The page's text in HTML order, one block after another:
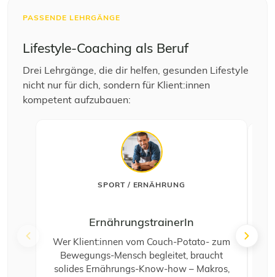
PASSENDE LEHRGÄNGE
Lifestyle-Coaching als Beruf
Drei Lehrgänge, die dir helfen, gesunden Lifestyle
nicht nur für dich, sondern für Klient:innen
kompetent aufzubauen:
SPORT / ERNÄHRUNG
ErnährungstrainerIn
Wer Klient:innen vom Couch-Potato- zum
Bewegungs-Mensch begleitet, braucht
solides Ernährungs-Know-how – Makros,